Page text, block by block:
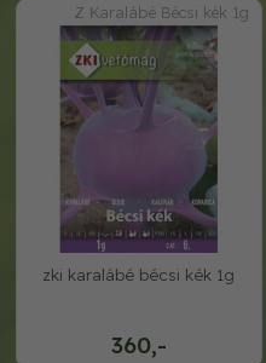
Z Karalábé Bécsi kék 1g
360,-
zki karalábé bécsi kék 1g